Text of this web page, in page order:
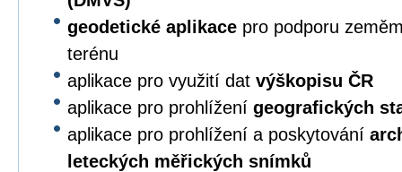
geodetické aplikace pro podporu
terénu
aplikace pro využití dat výškopisu ČR
aplikace pro prohlížení geografických
aplikace pro prohlížení a poskytování
leteckých měřických snímků